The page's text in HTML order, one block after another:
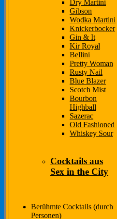
Dry Martini
Gibson
Wodka Martini
Knickerbocker
Gin & It
Kir Royal
Bellini
Pretty Woman
Rusty Nail
Blue Blazer
Scotch Mist
Bourbon
Highball
Sazerac
Old Fashioned
Whiskey Sour
Cocktails aus
Sex in the City
Berühmte Cocktails (durch
Personen)